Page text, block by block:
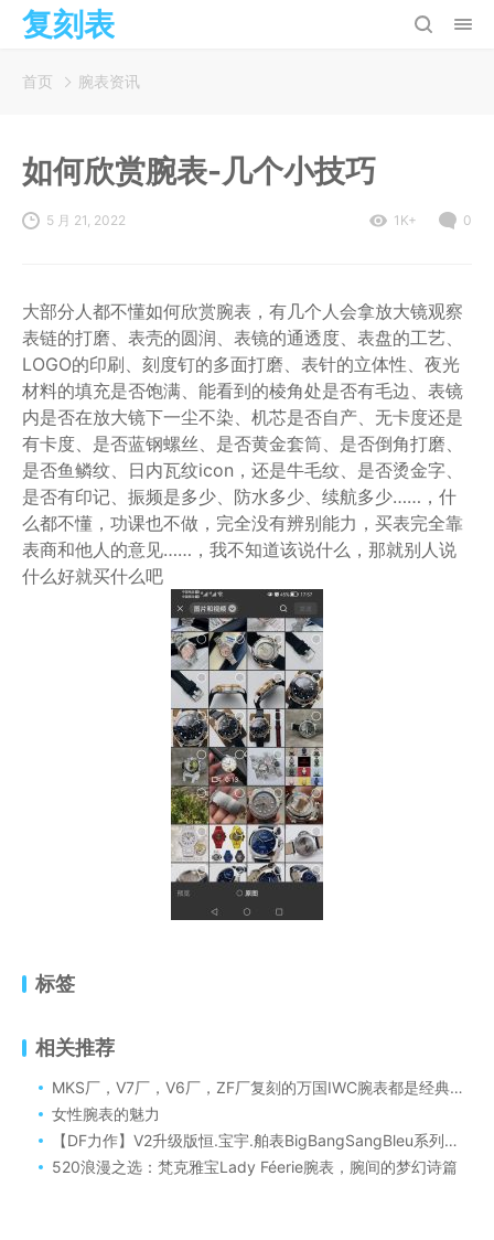
复刻表
首页 腕表资讯
如何欣赏腕表-几个小技巧
5 月 21, 2022 1K+ 0
大部分人都不懂如何欣赏腕表，有几个人会拿放大镜观察
表链的打磨、表壳的圆润、表镜的通透度、表盘的工艺、
LOGO的印刷、刻度钉的多面打磨、表针的立体性、夜光
材料的填充是否饱满、能看到的棱角处是否有毛边、表镜
内是否在放大镜下一尘不染、机芯是否自产、无卡度还是
有卡度、是否蓝钢螺丝、是否黄金套筒、是否倒角打磨、
是否鱼鳞纹、日内瓦纹icon，还是牛毛纹、是否烫金字、
是否有印记、振频是多少、防水多少、续航多少……，什
么都不懂，功课也不做，完全没有辨别能力，买表完全靠
表商和他人的意见……，我不知道该说什么，那就别人说
什么好就买什么吧
标签
相关推荐
MKS厂，V7厂，V6厂，ZF厂复刻的万国IWC腕表都是经典之作
女性腕表的魅力
【DF力作】V2升级版恒.宝宇.舶表BigBangSangBleu系列实拍展示
520浪漫之选：梵克雅宝Lady Féerie腕表，腕间的梦幻诗篇